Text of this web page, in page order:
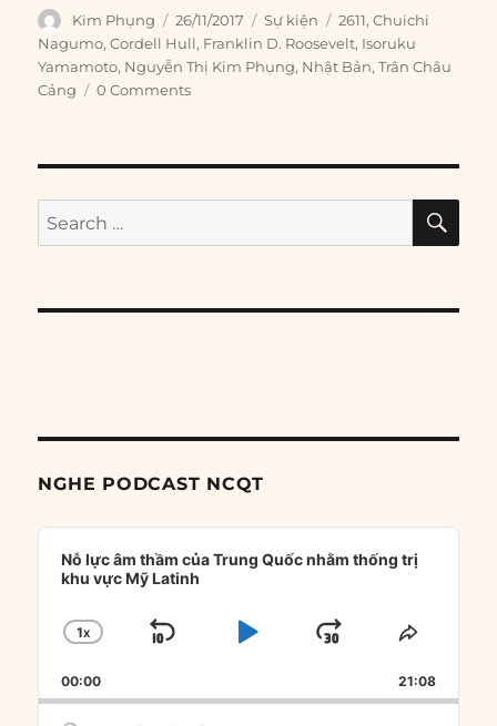
Author
Kim Phụng
Posted
on
26/11/2017 Categories
Sự kiện Tags
2611,Chuichi
Nagumo,Cordell Hull, Franklin D. Roosevelt, Isoruku
Yamamoto, Nguyễn Thị Kim Phụng, Nhật Bản,Trân Châu
Cảng
0 Comments
Search
for:
NGHE PODCAST NCQT
Audio
Player
Nỗ lực âm thầm của Trung Quốc nhằm thống trị
khu vực Mỹ Latinh
CHANGE
RATE
1X
SKIP
PLAYJUMP
FORWARD
SHARE
00:00 21:08
Search